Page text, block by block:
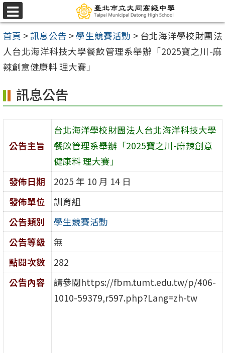
跳
至
主
要
內
區
選
單
首頁 >訊息公告 >學生競賽活動 > 台北海洋學校財團法
人台北海洋科技大學餐飲管理系舉辦「2025寶之川-麻
辣創意健康料 理大賽」
訊息公告
公告主旨
台北海洋學校財團法人台北海洋科技大學
餐飲管理系舉辦「2025寶之川-麻辣創意
健康料 理大賽」
發佈日期
2025 年 10 月 14 日
發佈單位
訓育組
公告類別
學生競賽活動
公告等級
無
點閱次數
282
公告內容
請參閱https://fbm.tumt.edu.tw/p/406-
1010-59379,r597.php?Lang=zh-tw